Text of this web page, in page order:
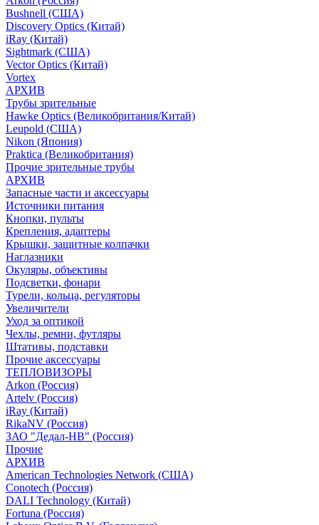
Bushnell (США)
Discovery Optics (Китай)
iRay (Китай)
Sightmark (США)
Vector Optics (Китай)
Vortex
АРХИВ
Трубы зрительные
Hawke Optics (Великобритания/Китай)
Leupold (США)
Nikon (Япония)
Praktica (Великобритания)
Прочие зрительные трубы
АРХИВ
Запасные части и аксессуары
Источники питания
Кнопки, пульты
Крепления, адаптеры
Крышки, защитные колпачки
Наглазники
Окуляры, объективы
Подсветки, фонари
Турели, кольца, регуляторы
Увеличители
Уход за оптикой
Чехлы, ремни, футляры
Штативы, подставки
Прочие аксессуары
ТЕПЛОВИЗОРЫ
Arkon (Россия)
Artelv (Россия)
iRay (Китай)
RikaNV (Россия)
ЗАО "Дедал-НВ" (Россия)
Прочие
АРХИВ
American Technologies Network (США)
Conotech (Россия)
DALI Technology (Китай)
Fortuna (Россия)